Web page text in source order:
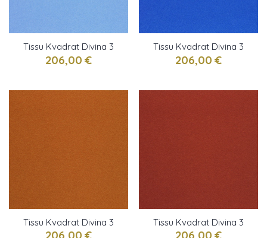
Tissu Kvadrat Divina 3
azur
206,00 €
Tissu Kvadrat Divina 3
bleu
206,00 €
Tissu Kvadrat Divina 3
cuivre
Tissu Kvadrat Divina 3
Orange brûlée